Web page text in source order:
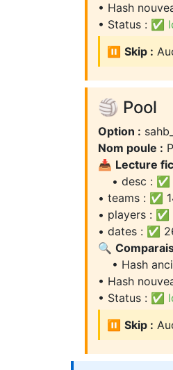
• Hash
• Status : ✅
⏸️ Skip :
🏐 Pool
Option :
Nom poule :
📥 Lecture
• desc : ✅
• teams : ✅
• players :
• dates : ✅
🔍
• Hash
• Hash
• Status : ✅
⏸️ Skip :